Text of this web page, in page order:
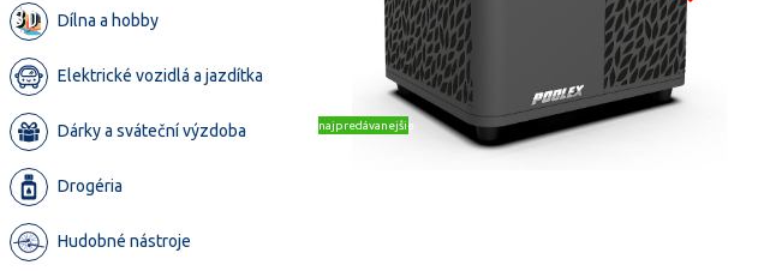
Dílna a hobby
Elektrické vozidlá a jazdítka
Dárky a sváteční výzdoba
Drogéria
Hudobné nástroje
najpredávanejšie